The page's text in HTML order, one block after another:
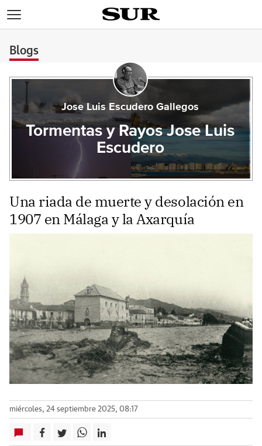
Blogs
Jose Luis Escudero Gallegos
Tormentas y Rayos Jose Luis
Escudero
Una riada de muerte y desolación en
1907 en Málaga y la Axarquía
miércoles, 24 septiembre 2025, 08:17